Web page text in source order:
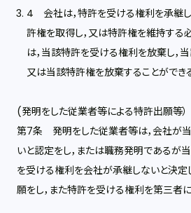
4 会社は，特許を受ける権利を承継
許権を取得し，又は特許権を維持する
は，当該特許を受ける権利を放棄し，
又は当該特許権を放棄することができ
(発明をした従業者等による特許出願等）
第7条 発明をした従業者等は，会社が
いと認定をし，または職務発明であるが
を受ける権利を会社が承継しないと決
願をし，また特許を受ける権利を第三者